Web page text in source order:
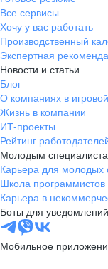
Владивосток
пер. Ланинский д. 4,
+7 423 202-33-28
pr@dv.hh.ru
Новосибирск
ул. Большевистская,
помещение 21
+7 383 207-94-64
pr@nsk.hh.ru
Минск
пр-т Дзержинского,
10 этаж, помещение
Все сервисы
Хочу у вас работать
Производственный
Экспертная
Новости и статьи
Блог
О компаниях в
Жизнь в компании
ИТ-проекты
Рейтинг
Молодым
Карьера для молодых
Школа программистов
Карьера в
Боты для уведомлений
Мобильное